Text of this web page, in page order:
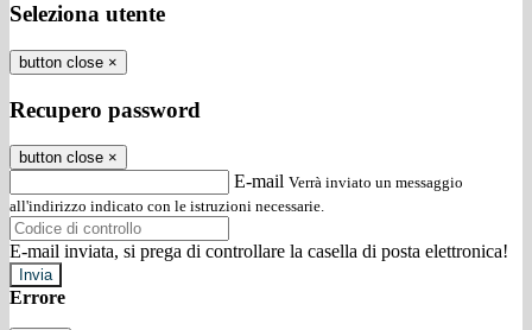
Seleziona utente
button close ×
Recupero password
button close ×
E-mail Verrà inviato un messaggio
all'indirizzo indicato con le istruzioni necessarie.
E-mail inviata, si prega di controllare la casella di posta elettronica!
Errore